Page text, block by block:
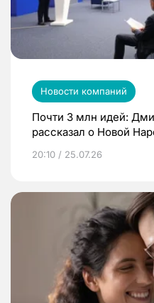
Новости компаний
Почти 3 млн идей:
рассказал о Новой
20:10 / 25.07.26